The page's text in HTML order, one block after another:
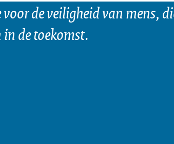
de veiligheid van mens,
de toekomst.